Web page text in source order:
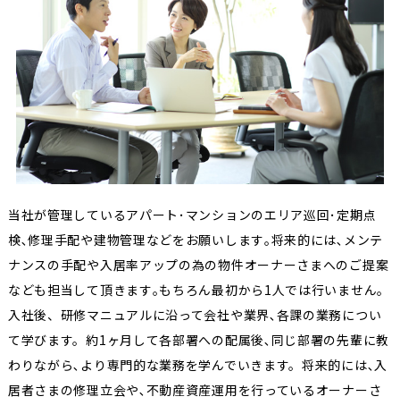
当社が管理しているアパート･マンションのエリア巡回･定期点
検､修理手配や建物管理などをお願いします｡将来的には､メンテ
ナンスの手配や入居率アップの為の物件オーナーさまへのご提案
なども担当して頂きます｡もちろん最初から1人では行いません。
入社後、研修マニュアルに沿って会社や業界､各課の業務につい
て学びます。約1ヶ月して各部署への配属後､同じ部署の先輩に教
わりながら､より専門的な業務を学んでいきます。将来的には､入
居者さまの修理立会や､不動産資産運用を行っているオーナーさ